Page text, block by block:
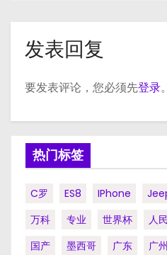
发表回复
要发表评论，您必须先登录。
热门标签
C罗 ES8 IPhone
万科
专业 世界杯 人
国产
墨西哥 广东 广州